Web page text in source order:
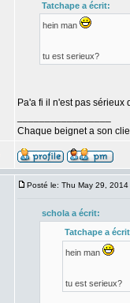
Tatchape a écrit:
hein man
tu est serieux?
Pa'a fi il n'est pas sérieux
Chaque beignet a son
Posté le: Thu May 29, 2014
schola a écrit:
Tatchape a
hein man
tu est serieux?